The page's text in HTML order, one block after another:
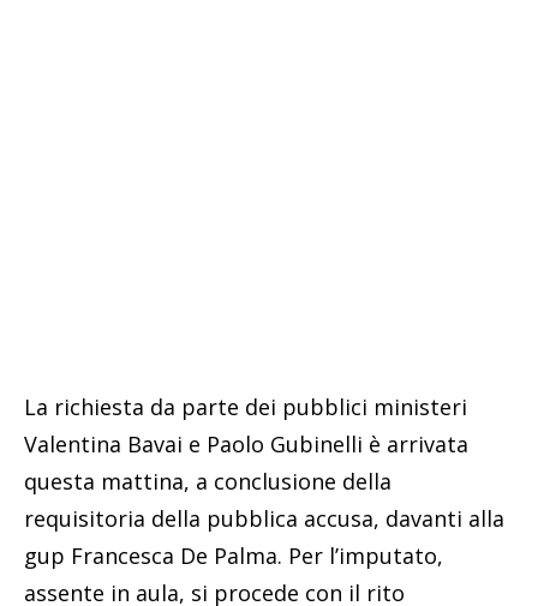
La richiesta da parte dei pubblici ministeri
Valentina Bavai e Paolo Gubinelli è arrivata
questa mattina, a conclusione della
requisitoria della pubblica accusa, davanti alla
gup Francesca De Palma. Per l’imputato,
assente in aula, si procede con il rito